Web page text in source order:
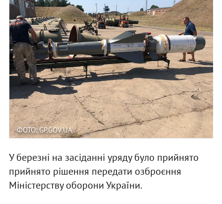
ФОТО: GP.GOV.UA
У березні на засіданні уряду було прийнято
прийнято рішення передати озброєння
Міністерству оборони України.